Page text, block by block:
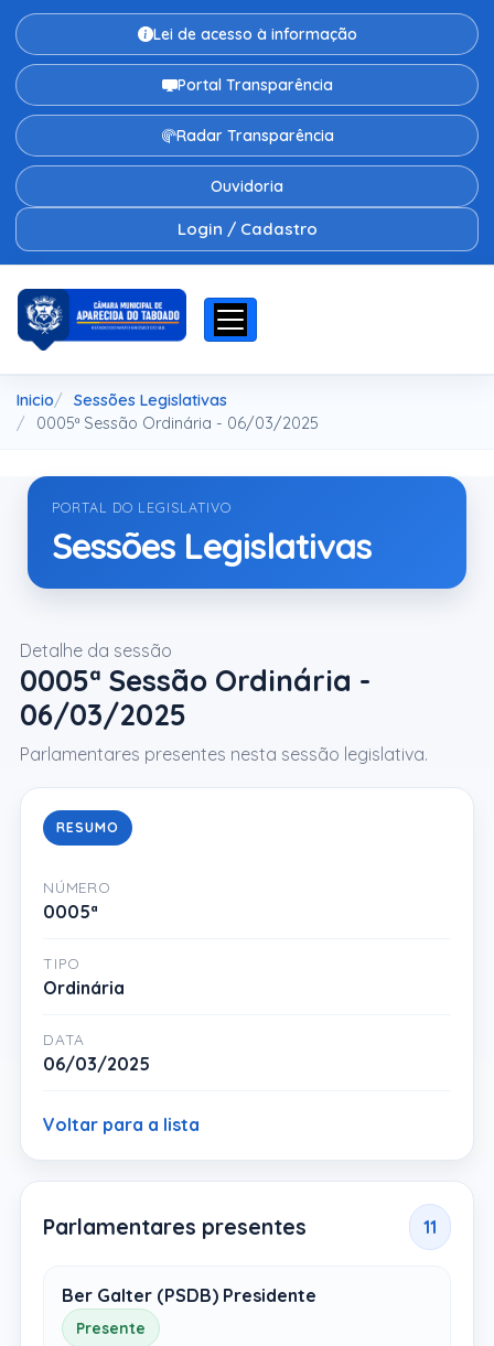
Lei de acesso à informação
Portal Transparência
Radar Transparência
Ouvidoria
Login / Cadastro
Inicio
Sessões Legislativas
0005ª Sessão Ordinária - 06/03/2025
PORTAL DO LEGISLATIVO
Sessões Legislativas
Detalhe da sessão
0005ª Sessão Ordinária -
06/03/2025
Parlamentares presentes nesta sessão legislativa.
RESUMO
NÚMERO
0005ª
TIPO
Ordinária
DATA
06/03/2025
Voltar para a lista
Parlamentares presentes 11
Ber Galter (PSDB) Presidente
Presente